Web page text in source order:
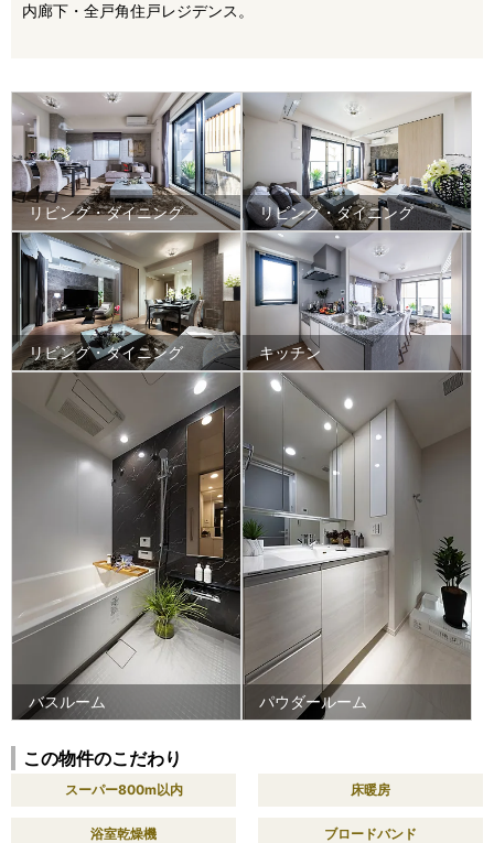
内廊下・全戸角住戸レジデンス。
リビング・ダイニング リビング・ダイニング
リビング・ダイニング キッチン
バスルーム パウダールーム
この物件のこだわり
スーパー800m以内 床暖房
浴室乾燥機 ブロードバンド